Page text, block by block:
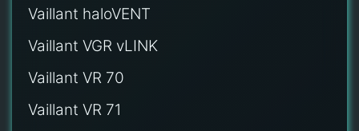
Vaillant haloVENT
Vaillant VGR vLINK
Vaillant VR 70
Vaillant VR 71